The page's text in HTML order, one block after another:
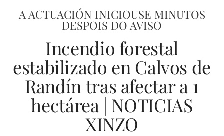
A ACTUACIÓN INICIOUSE MINUTOS
DESPOIS DO AVISO
Incendio forestal
estabilizado en Calvos de
Randín tras afectar a 1
hectárea | NOTICIAS
XINZO